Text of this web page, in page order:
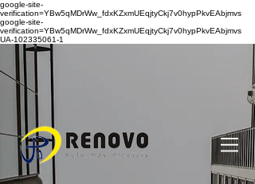
google-site-
verification=YBw5qMDrWw_fdxKZxmUEqjtyCkj7v0hypPkvEAbjmvs
google-site-
verification=YBw5qMDrWw_fdxKZxmUEqjtyCkj7v0hypPkvEAbjmvs
UA-102335061-1